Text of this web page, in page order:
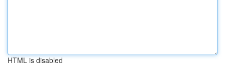
HTML is disabled